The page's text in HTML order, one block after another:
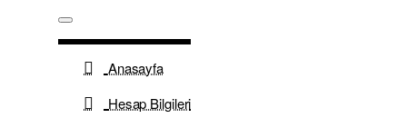
Anasayfa
Hesap Bilgileri